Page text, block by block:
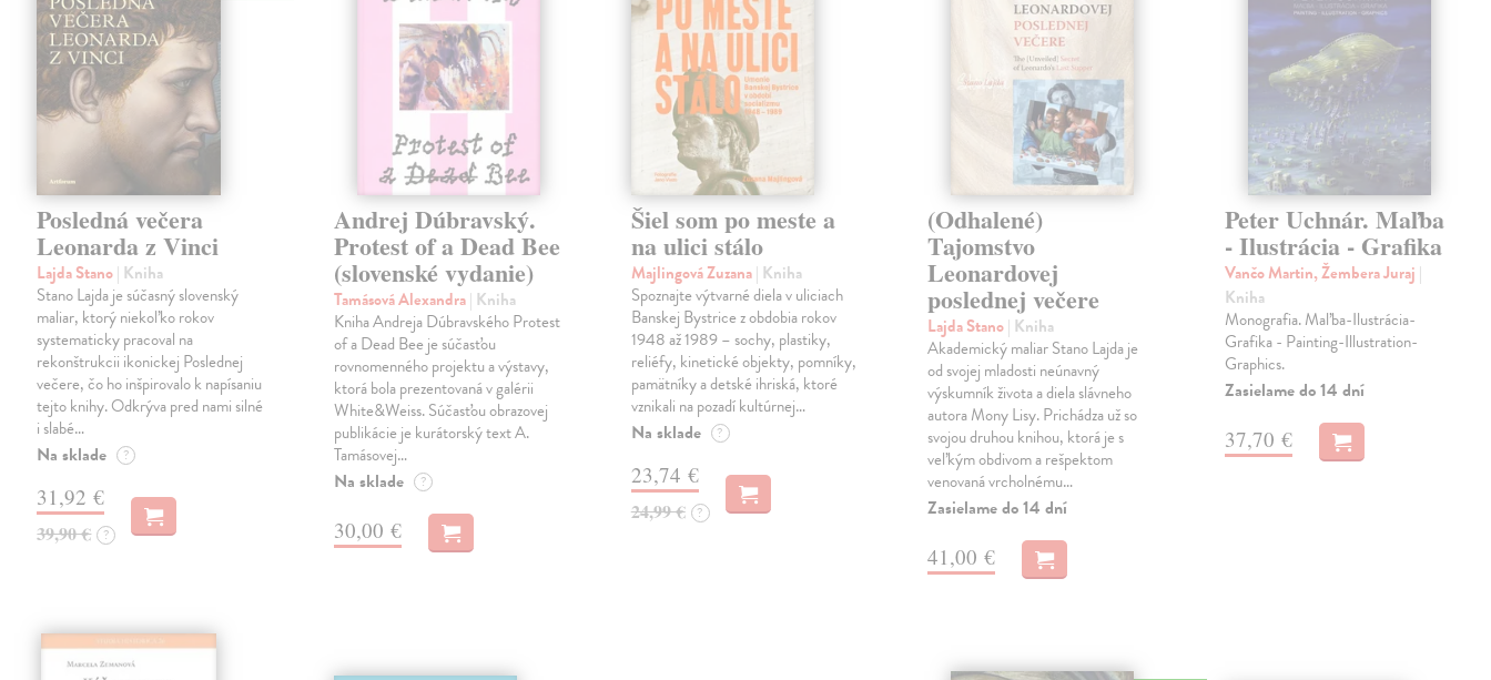
Posledná večera
Leonarda z Vinci
Lajda Stano| Kniha
Stano Lajda je súčasný slovenský
maliar, ktorý niekoľko rokov
systematicky pracoval na
rekonštrukcii ikonickej Poslednej
večere, čo ho inšpirovalo k napísaniu
tejto knihy. Odkrýva pred nami silné
i slabé…
Na sklade ?
31,92 €
39,90 € ?
Andrej Dúbravský.
Protest of a Dead Bee
(slovenské vydanie)
Tamásová Alexandra| Kniha
Kniha Andreja Dúbravského Protest
of a Dead Bee je súčasťou
rovnomenného projektu a výstavy,
ktorá bola prezentovaná v galérii
White&Weiss. Súčasťou obrazovej
publikácie je kurátorský text A.
Tamásovej…
Na sklade ?
30,00 €
Šiel som po meste a
na ulici stálo
Majlingová Zuzana| Kniha
Spoznajte výtvarné diela v uliciach
Banskej Bystrice z obdobia rokov
1948 až 1989 – sochy, plastiky,
reliéfy, kinetické objekty, pomníky,
pamätníky a detské ihriská, ktoré
vznikali na pozadí kultúrnej…
Na sklade ?
23,74 €
24,99 € ?
(Odhalené)
Tajomstvo
Leonardovej
poslednej večere
Lajda Stano| Kniha
Akademický maliar Stano Lajda je
od svojej mladosti neúnavný
výskumník života a diela slávneho
autora Mony Lisy. Prichádza už so
svojou druhou knihou, ktorá je s
veľkým obdivom a rešpektom
venovaná vrcholnému…
Zasielame do 14 dní
41,00 €
Peter Uchnár. Maľba
- Ilustrácia - Grafika
Vančo Martin, Žembera Juraj |
Kniha
Monografia. Maľba-Ilustrácia-
Grafika - Painting-Illustration-
Graphics.
Zasielame do 14 dní
37,70 €